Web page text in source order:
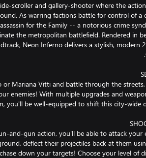
scroller and gallery-shooter where the
As warring factions battle for control of a
for the Family -- a notorious crime
the metropolitan battlefield. Rendered in
Neon Inferno delivers a stylish, modern
Mariana Vitti and battle through the
enemies! With multiple upgrades and
and-gun action, you'll be able to attack your
deflect their projectiles back at them
down your targets! Choose your level of